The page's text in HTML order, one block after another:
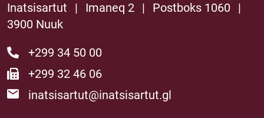
Inatsisartut | Imaneq 2 | Postboks 1060
|
3900 Nuuk
+299 34 50 00
+299 32 46 06
inatsisartut@inatsisartut.gl